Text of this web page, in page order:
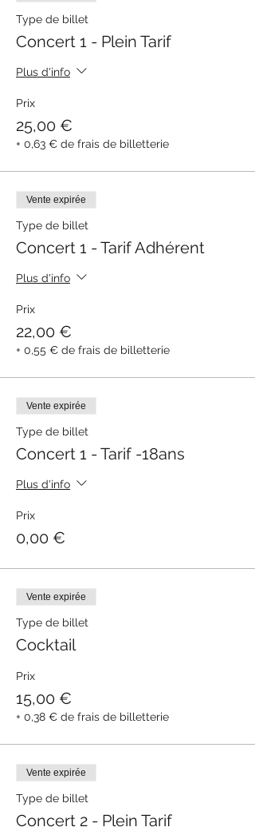
Type de billet
Concert 1 - Plein Tarif
Plus d'info
Prix
25,00 €
+ 0,63 € de frais de billetterie
Vente expirée
Type de billet
Concert 1 - Tarif Adhérent
Plus d'info
Prix
22,00 €
+ 0,55 € de frais de billetterie
Vente expirée
Type de billet
Concert 1 - Tarif -18ans
Plus d'info
Prix
0,00 €
Vente expirée
Type de billet
Cocktail
Prix
15,00 €
+ 0,38 € de frais de billetterie
Vente expirée
Type de billet
Concert 2 - Plein Tarif